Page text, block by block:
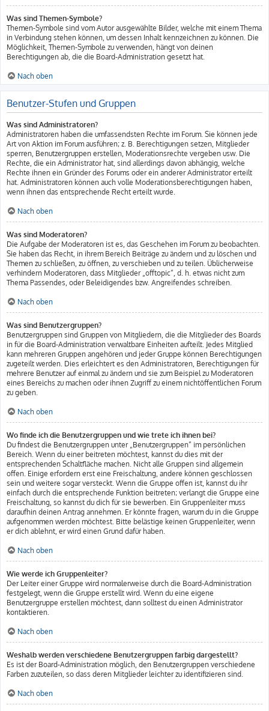
Was sind Themen-Symbole?
Themen-Symbole sind vom Autor ausgewählte Bilder, welche mit einem Thema
in Verbindung stehen können, um dessen Inhalt kennzeichnen zu können. Die
Möglichkeit, Themen-Symbole zu verwenden, hängt von deinen
Berechtigungen ab, die die Board-Administration gesetzt hat.
Nach oben
Benutzer-Stufen und Gruppen
Was sind Administratoren?
Administratoren haben die umfassendsten Rechte im Forum. Sie können jede
Art von Aktion im Forum ausführen; z. B. Berechtigungen setzen, Mitglieder
sperren, Benutzergruppen erstellen, Moderationsrechte vergeben usw. Die
Rechte, die ein Administrator hat, sind allerdings davon abhängig, welche
Rechte ihnen ein Gründer des Forums oder ein anderer Administrator erteilt
hat. Administratoren können auch volle Moderationsberechtigungen haben,
wenn ihnen das entsprechende Recht erteilt wurde.
Nach oben
Was sind Moderatoren?
Die Aufgabe der Moderatoren ist es, das Geschehen im Forum zu beobachten.
Sie haben das Recht, in ihrem Bereich Beiträge zu ändern und zu löschen und
Themen zu schließen, zu öffnen, zu verschieben und zu teilen. Üblicherweise
verhindern Moderatoren, dass Mitglieder „offtopic“, d. h. etwas nicht zum
Thema Passendes, oder Beleidigendes bzw. Angreifendes schreiben.
Nach oben
Was sind Benutzergruppen?
Benutzergruppen sind Gruppen von Mitgliedern, die die Mitglieder des Boards
in für die Board-Administration verwaltbare Einheiten aufteilt. Jedes Mitglied
kann mehreren Gruppen angehören und jeder Gruppe können Berechtigungen
zugeteilt werden. Dies erleichtert es den Administratoren, Berechtigungen für
mehrere Benutzer auf einmal zu ändern und sie zum Beispiel zu Moderatoren
eines Bereichs zu machen oder ihnen Zugriff zu einem nichtöffentlichen Forum
zu geben.
Nach oben
Wo finde ich die Benutzergruppen und wie trete ich ihnen bei?
Du findest die Benutzergruppen unter „Benutzergruppen“ im persönlichen
Bereich. Wenn du einer beitreten möchtest, kannst du dies mit der
entsprechenden Schaltfläche machen. Nicht alle Gruppen sind allgemein
offen. Einige erfordern erst eine Freischaltung, andere können geschlossen
sein und weitere sogar versteckt. Wenn die Gruppe offen ist, kannst du ihr
einfach durch die entsprechende Funktion beitreten; verlangt die Gruppe eine
Freischaltung, so kannst du dich für sie bewerben. Ein Gruppenleiter muss
daraufhin deinen Antrag annehmen. Er könnte fragen, warum du in die Gruppe
aufgenommen werden möchtest. Bitte belästige keinen Gruppenleiter, wenn
er dich ablehnt, er wird einen Grund dafür haben.
Nach oben
Wie werde ich Gruppenleiter?
Der Leiter einer Gruppe wird normalerweise durch die Board-Administration
festgelegt, wenn die Gruppe erstellt wird. Wenn du eine eigene
Benutzergruppe erstellen möchtest, dann solltest du einen Administrator
kontaktieren.
Nach oben
Weshalb werden verschiedene Benutzergruppen farbig dargestellt?
Es ist der Board-Administration möglich, den Benutzergruppen verschiedene
Farben zuzuteilen, so dass deren Mitglieder leichter zu identifizieren sind.
Nach oben